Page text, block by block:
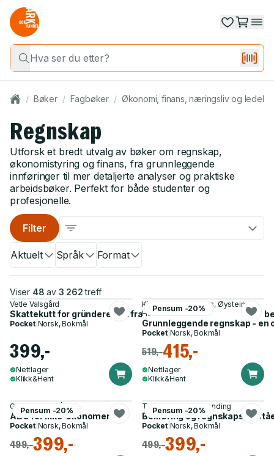
/ Bøker / Fagbøker / Økonomi, finans, næringsliv og ledelse
Regnskap
Utforsk et bredt utvalg av bøker om regnskap,
økonomistyring og finans, fra grunnleggende
innføringer til mer detaljerte analyser og praktiske
arbeidsbøker. Perfekt for både studenter og
profesjonelle.
Aktuelt Språk Format
Filter
Viser 48 av 3 262 treff
Vetle Valsgård
Skattekutt for gründere - øk fradragene, kutt skatten og lev
Pocket| Norsk, Bokmål
399,-
Nettlager
Klikk&Hent
Pensum -20%
Kjell Magne Baksaas, Øystein
Hansen
Grunnleggende regnskap - en
Pocket| Norsk, Bokmål
519,-415,-
Nettlager
Klikk&Hent
Pensum -20%
Gunnar Engelsåstrø
ABC for ikke-økonomer
Pocket| Norsk, Bokmål
499,-399,-
Pensum -20%
Terje Berg, Aage Sending
Bokføring og
Pocket| Norsk, Bokmål
499,-399,-